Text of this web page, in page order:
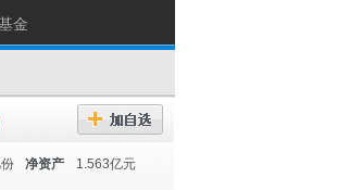
金
净资产 1.563亿元